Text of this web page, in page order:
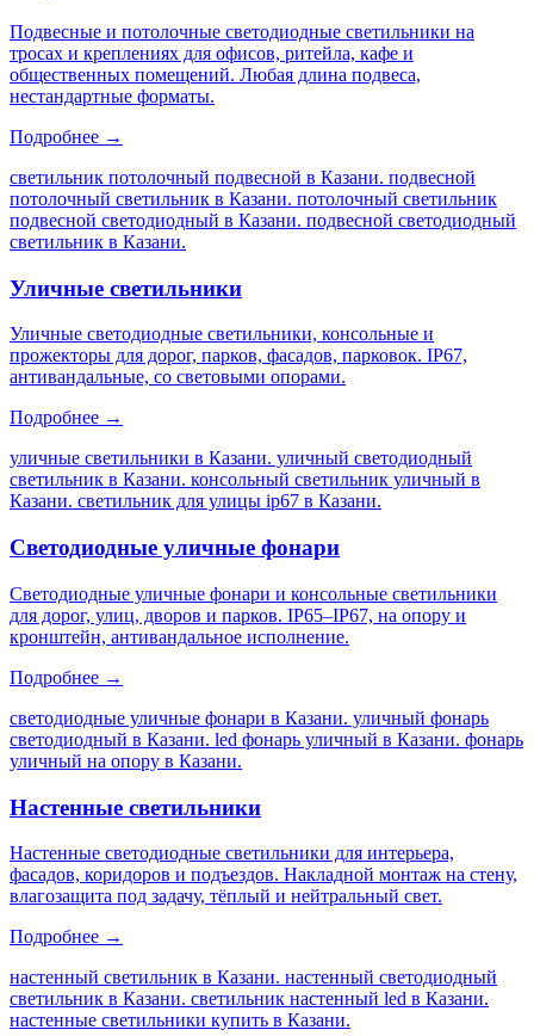
Подвесные и потолочные светодиодные светильники на
тросах и креплениях для офисов, ритейла, кафе и
общественных помещений. Любая длина подвеса,
нестандартные форматы.
Подробнее →
светильник потолочный подвесной в Казани. подвесной
потолочный светильник в Казани. потолочный светильник
подвесной светодиодный в Казани. подвесной светодиодный
светильник в Казани.
Уличные светильники
Уличные светодиодные светильники, консольные и
прожекторы для дорог, парков, фасадов, парковок. IP67,
антивандальные, со световыми опорами.
Подробнее →
уличные светильники в Казани. уличный светодиодный
светильник в Казани. консольный светильник уличный в
Казани. светильник для улицы ip67 в Казани.
Светодиодные уличные фонари
Светодиодные уличные фонари и консольные светильники
для дорог, улиц, дворов и парков. IP65–IP67, на опору и
кронштейн, антивандальное исполнение.
Подробнее →
светодиодные уличные фонари в Казани. уличный фонарь
светодиодный в Казани. led фонарь уличный в Казани. фонарь
уличный на опору в Казани.
Настенные светильники
Настенные светодиодные светильники для интерьера,
фасадов, коридоров и подъездов. Накладной монтаж на стену,
влагозащита под задачу, тёплый и нейтральный свет.
Подробнее →
настенный светильник в Казани. настенный светодиодный
светильник в Казани. светильник настенный led в Казани.
настенные светильники купить в Казани.